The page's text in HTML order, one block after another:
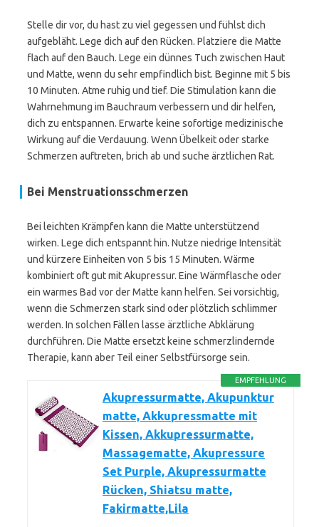
Stelle dir vor, du hast zu viel gegessen und fühlst dich
aufgebläht. Lege dich auf den Rücken. Platziere die Matte
flach auf den Bauch. Lege ein dünnes Tuch zwischen Haut
und Matte, wenn du sehr empfindlich bist. Beginne mit 5 bis
10 Minuten. Atme ruhig und tief. Die Stimulation kann die
Wahrnehmung im Bauchraum verbessern und dir helfen,
dich zu entspannen. Erwarte keine sofortige medizinische
Wirkung auf die Verdauung. Wenn Übelkeit oder starke
Schmerzen auftreten, brich ab und suche ärztlichen Rat.
Bei Menstruationsschmerzen
Bei leichten Krämpfen kann die Matte unterstützend
wirken. Lege dich entspannt hin. Nutze niedrige Intensität
und kürzere Einheiten von 5 bis 15 Minuten. Wärme
kombiniert oft gut mit Akupressur. Eine Wärmflasche oder
ein warmes Bad vor der Matte kann helfen. Sei vorsichtig,
wenn die Schmerzen stark sind oder plötzlich schlimmer
werden. In solchen Fällen lasse ärztliche Abklärung
durchführen. Die Matte ersetzt keine schmerzlindernde
Therapie, kann aber Teil einer Selbstfürsorge sein.
EMPFEHLUNG
Akupressurmatte, Akupunktur
matte, Akkupressmatte mit
Kissen, Akkupressurmatte,
Massagematte, Akupressure
Set Purple, Akupressurmatte
Rücken, Shiatsu matte,
Fakirmatte,Lila